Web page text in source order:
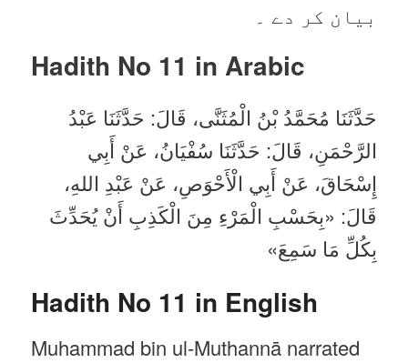
بیان کر دے ۔
Hadith No 11 in Arabic
حَدَّثَنَا مُحَمَّدُ بْنُ الْمُثَنَّى، قَالَ: حَدَّثَنَا عَبْدُ
الرَّحْمَنِ، قَالَ: حَدَّثَنَا سُفْيَانُ، عَنْ أَبِي
إِسْحَاقَ، عَنْ أَبِي الْأَحْوَصِ، عَنْ عَبْدِ اللهِ،
قَالَ: «بِحَسْبِ الْمَرْءِ مِنَ الْكَذِبِ أَنْ يُحَدِّثَ
بِكُلِّ مَا سَمِعَ»
Hadith No 11 in English
Muhammad bin ul-Muthannā narrated